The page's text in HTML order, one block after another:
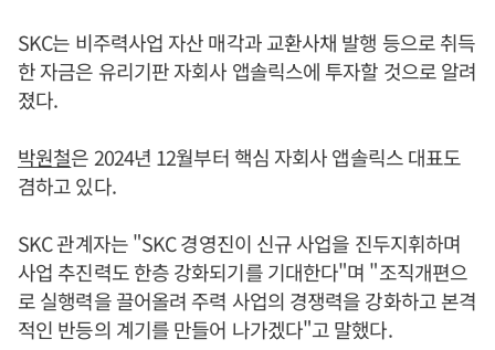
SKC는 비주력사업 자산 매각과 교환사채 발행 등으로 취득
한 자금은 유리기판 자회사 앱솔릭스에 투자할 것으로 알려
졌다.
박원철은 2024년 12월부터 핵심 자회사 앱솔릭스 대표도
겸하고 있다.
SKC 관계자는 "SKC 경영진이 신규 사업을 진두지휘하며
사업 추진력도 한층 강화되기를 기대한다"며 "조직개편으
로 실행력을 끌어올려 주력 사업의 경쟁력을 강화하고 본격
적인 반등의 계기를 만들어 나가겠다"고 말했다.